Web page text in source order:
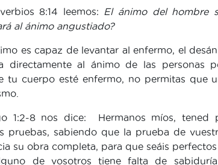
8:14 leemos: El ánimo del hombre
al ánimo angustiado?
es capaz de levantar al enfermo, el
directamente al ánimo de las personas
tu cuerpo esté enfermo, no permitas que
1:2-8 nos dice: Hermanos míos,
pruebas, sabiendo que la prueba de
su obra completa, para que seáis
de vosotros tiene falta de